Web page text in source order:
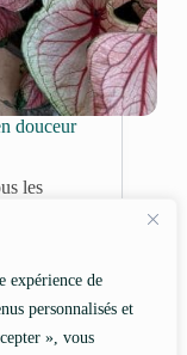
expérience de
personnalisés et
», vous
douceur
les